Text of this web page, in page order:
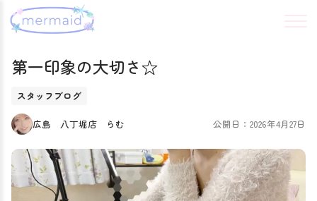
第一印象の大切さ☆
スタッフブログ
広島 八丁堀店 らむ 公開日：2026年4月27日